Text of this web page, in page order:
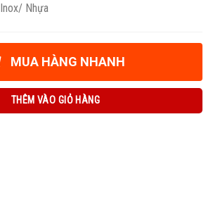
Nhựa
MUA HÀNG NHANH
THÊM VÀO GIỎ HÀNG